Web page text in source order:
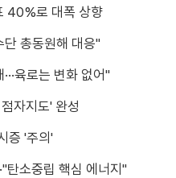
40%로 대폭 상향
총동원해 대응"
육로는 변화 없어"
자지도' 완성
증 '주의'
탄소중립 핵심 에너지"